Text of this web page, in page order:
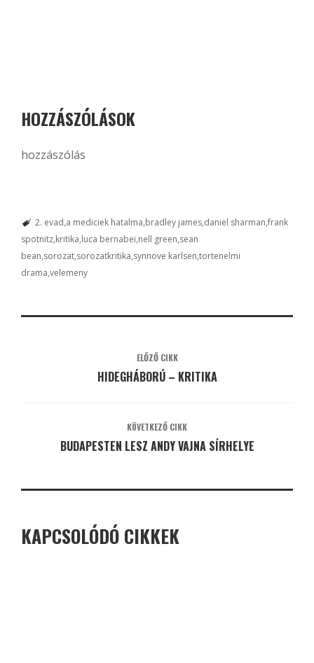
HOZZÁSZÓLÁSOK
hozzászólás
2. evad a mediciek hatalma bradley james daniel sharman frank
spotnitz kritika luca bernabei nell green sean
bean sorozat sorozatkritika synnove karlsen tortenelmi
drama velemeny
ELŐZŐ CIKK
HIDEGHÁBORÚ – KRITIKA
KÖVETKEZŐ CIKK
BUDAPESTEN LESZ ANDY VAJNA SÍRHELYE
KAPCSOLÓDÓ CIKKEK